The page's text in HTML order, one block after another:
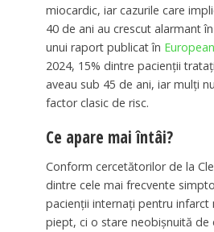
miocardic, iar cazurile care
40 de ani au crescut alarmant
unui raport publicat în
2024, 15% dintre pacienții
aveau sub 45 de ani, iar mulți
factor clasic de risc.
Ce apare mai întâi?
Conform cercetătorilor de la
dintre cele mai frecvente
pacienții internați pentru infarct
piept, ci o stare neobișnuită de